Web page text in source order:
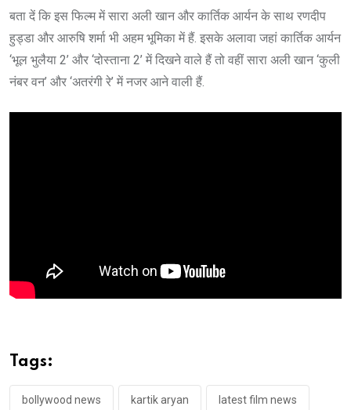
बता दें कि इस फिल्म में सारा अली खान और कार्तिक आर्यन के साथ रणदीप
हुड्डा और आरुषि शर्मा भी अहम भूमिका में हैं. इसके अलावा जहां कार्तिक आर्यन
‘भूल भुलैया 2’ और ‘दोस्ताना 2’ में दिखने वाले हैं तो वहीं सारा अली खान ‘कुली
नंबर वन’ और ‘अतरंगी रे’ में नजर आने वाली हैं.
Tags:
bollywood news kartik aryan latest film news